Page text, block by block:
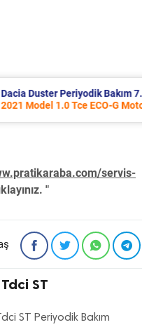
Bakım 7.652 TL
Tce ECO-G Motor
servis-
"
ST
ST Periyodik Bakım